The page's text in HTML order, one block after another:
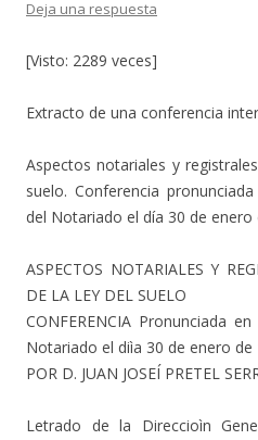
Deja una respuesta
[Visto: 2289 veces]
Extracto de una conferencia
Aspectos notariales y
suelo. Conferencia
del Notariado el día 30 de enero
ASPECTOS NOTARIALES Y
DE LA LEY DEL SUELO
CONFERENCIA Pronunciada
Notariado el diìa 30 de enero de
POR D. JUAN JOSEÍ PRETEL
Letrado de la Direccioìn